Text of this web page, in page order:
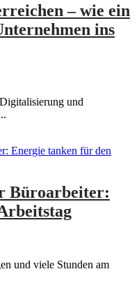
– wie ein
ins
und
Büroarbeiter:
und viele Stunden am